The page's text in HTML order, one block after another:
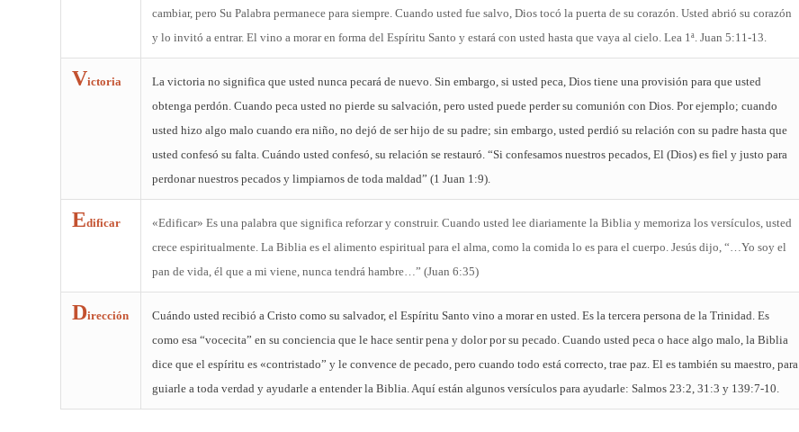
cambiar, pero Su Palabra permanece para siempre. Cuando usted fue salvo, Dios tocó la puerta de su corazón. Usted abrió su corazón
y lo invitó a entrar. El vino a morar en forma del Espíritu Santo y estará con usted hasta que vaya al cielo. Lea 1ª. Juan 5:11-13.
Victoria
La victoria no significa que usted nunca pecará de nuevo. Sin embargo, si usted peca, Dios tiene una provisión para que usted
obtenga perdón. Cuando peca usted no pierde su salvación, pero usted puede perder su comunión con Dios. Por ejemplo; cuando
usted hizo algo malo cuando era niño, no dejó de ser hijo de su padre; sin embargo, usted perdió su relación con su padre hasta que
usted confesó su falta. Cuándo usted confesó, su relación se restauró. “Si confesamos nuestros pecados, El (Dios) es fiel y justo para
perdonar nuestros pecados y limpiarnos de toda maldad” (1 Juan 1:9).
Edificar
«Edificar» Es una palabra que significa reforzar y construir. Cuando usted lee diariamente la Biblia y memoriza los versículos, usted
crece espiritualmente. La Biblia es el alimento espiritual para el alma, como la comida lo es para el cuerpo. Jesús dijo, “…Yo soy el
pan de vida, él que a mi viene, nunca tendrá hambre…” (Juan 6:35)
Dirección
Cuándo usted recibió a Cristo como su salvador, el Espíritu Santo vino a morar en usted. Es la tercera persona de la Trinidad. Es
como esa “vocecita” en su conciencia que le hace sentir pena y dolor por su pecado. Cuando usted peca o hace algo malo, la Biblia
dice que el espíritu es «contristado” y le convence de pecado, pero cuando todo está correcto, trae paz. El es también su maestro, para
guiarle a toda verdad y ayudarle a entender la Biblia. Aquí están algunos versículos para ayudarle: Salmos 23:2, 31:3 y 139:7-10.